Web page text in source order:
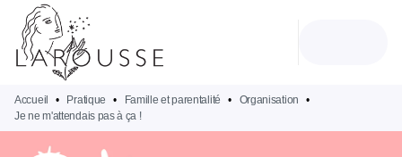
MENU
PIED DE PAGE
Accueil • Pratique • Famille et parentalité • Organisation
•
Je ne m'attendais pas à ça !